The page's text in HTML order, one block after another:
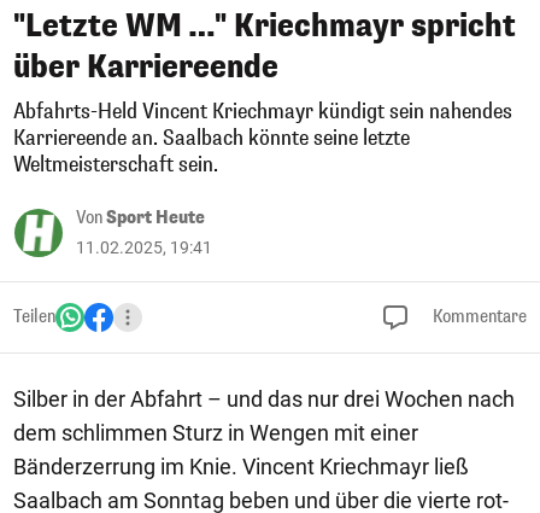
"Letzte WM …" Kriechmayr spricht
über Karriereende
Abfahrts-Held Vincent Kriechmayr kündigt sein nahendes
Karriereende an. Saalbach könnte seine letzte
Weltmeisterschaft sein.
VonSport Heute
11.02.2025, 19:41
Teilen Kommentare
Silber in der Abfahrt – und das nur drei Wochen nach
dem schlimmen Sturz in Wengen mit einer
Bänderzerrung im Knie. Vincent Kriechmayr ließ
Saalbach am Sonntag beben und über die vierte rot-